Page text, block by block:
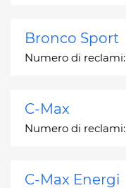
Bronco Sport
Numero di reclami:
C-Max
Numero di reclami:
C-Max Energi